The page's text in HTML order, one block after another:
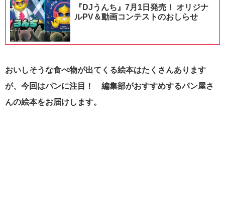
『DJうんち』7月1日発売！ オリジナ
ルPV＆動画コンテストのおしらせ
おいしそうな食べ物が出てくる絵本はたくさんあります
が、今回はパンに注目！ 編集部がおすすめするパン屋さ
んの絵本をお届けします。